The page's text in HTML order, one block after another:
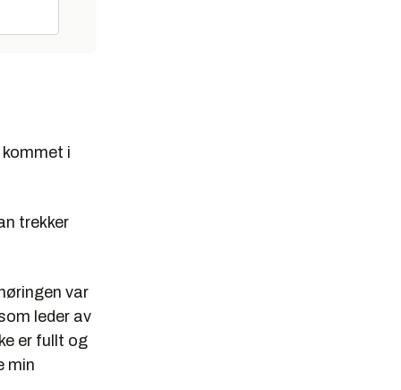
i
trekker
var
leder av
er fullt og
min